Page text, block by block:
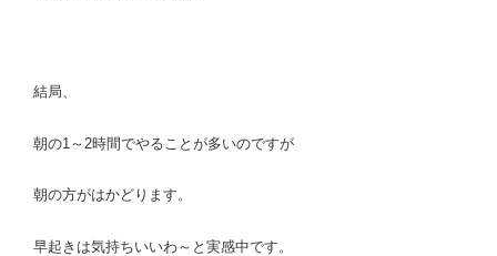
結局、
朝の1～2時間でやることが多いのですが
朝の方がはかどります。
早起きは気持ちいいわ～と実感中です。